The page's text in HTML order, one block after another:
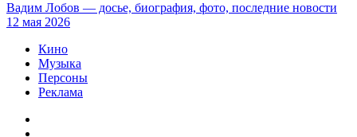
Вадим Лобов — досье, биография, фото, последние новости
12 мая 2026
Кино
Музыка
Персоны
Реклама